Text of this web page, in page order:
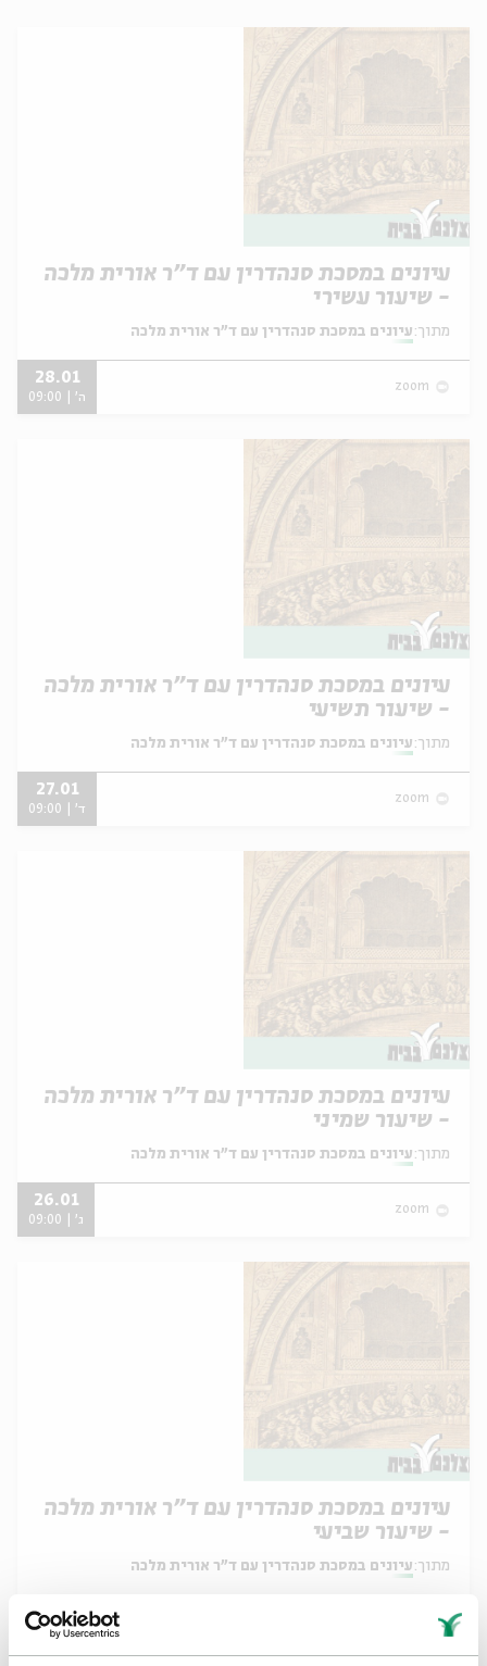
עיונים במסכת סנהדרין עם ד"ר אורית מלכה
- שיעור עשירי
מתוך: עיונים במסכת סנהדרין עם ד"ר אורית מלכה
zoom
28.01
ה' | 09:00
עיונים במסכת סנהדרין עם ד"ר אורית מלכה
- שיעור תשיעי
מתוך: עיונים במסכת סנהדרין עם ד"ר אורית מלכה
zoom
27.01
ד' | 09:00
עיונים במסכת סנהדרין עם ד"ר אורית מלכה
- שיעור שמיני
מתוך: עיונים במסכת סנהדרין עם ד"ר אורית מלכה
zoom
26.01
ג' | 09:00
עיונים במסכת סנהדרין עם ד"ר אורית מלכה
- שיעור שביעי
מתוך: עיונים במסכת סנהדרין עם ד"ר אורית מלכה
25.01
ב' | 09:00